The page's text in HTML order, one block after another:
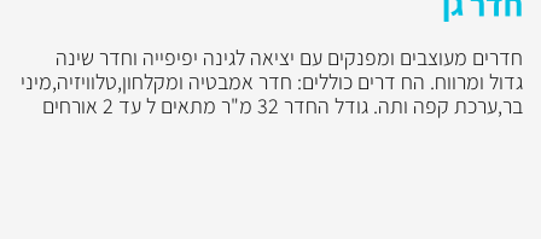
חדרים מעוצבים ומפנקים עם יציאה לגינה יפיפייה וחדר שינה
גדול ומרווח. הח דרים כוללים: חדר אמבטיה ומקלחון,טלוויזיה,מיני
בר,ערכת קפה ותה. גודל החדר 32 מ"ר מתאים ל עד 2 אורחים